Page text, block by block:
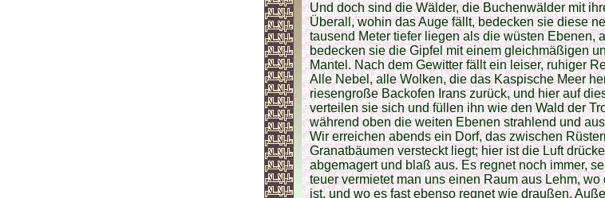
Und doch sind die Wälder, die Buchenwälder mit
Überall, wohin das Auge fällt, bedecken sie diese
tausend Meter tiefer liegen als die wüsten Ebenen,
bedecken sie die Gipfel mit einem gleichmäßigen
Mantel. Nach dem Gewitter fällt ein leiser, ruhiger
Alle Nebel, alle Wolken, die das Kaspische Meer
riesengroße Backofen Irans zurück, und hier auf
verteilen sie sich und füllen ihn wie den Wald der
während oben die weiten Ebenen strahlend und
Wir erreichen abends ein Dorf, das zwischen
Granatbäumen versteckt liegt; hier ist die Luft
abgemagert und blaß aus. Es regnet noch immer,
teuer vermietet man uns einen Raum aus Lehm,
ist, und wo es fast ebenso regnet wie draußen.